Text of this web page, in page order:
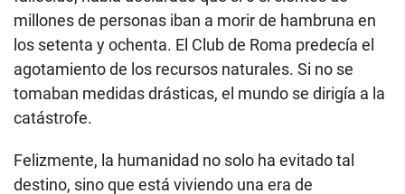
millones de personas iban a morir de hambruna en
los setenta y ochenta. El Club de Roma predecía el
agotamiento de los recursos naturales. Si no se
tomaban medidas drásticas, el mundo se dirigía a la
catástrofe.
Felizmente, la humanidad no solo ha evitado tal
destino, sino que está viviendo una era de